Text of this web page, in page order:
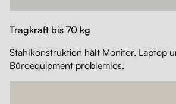
Tragkraft bis 70 kg
Stahlkonstruktion hält Monitor, Laptop
Büroequipment problemlos.